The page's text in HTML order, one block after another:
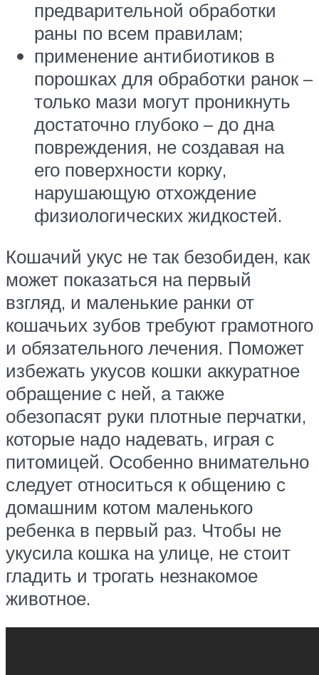
предварительной обработки
раны по всем правилам;
применение антибиотиков в
порошках для обработки ранок –
только мази могут проникнуть
достаточно глубоко – до дна
повреждения, не создавая на
его поверхности корку,
нарушающую отхождение
физиологических жидкостей.
Кошачий укус не так безобиден, как
может показаться на первый
взгляд, и маленькие ранки от
кошачьих зубов требуют грамотного
и обязательного лечения. Поможет
избежать укусов кошки аккуратное
обращение с ней, а также
обезопасят руки плотные перчатки,
которые надо надевать, играя с
питомицей. Особенно внимательно
следует относиться к общению с
домашним котом маленького
ребенка в первый раз. Чтобы не
укусила кошка на улице, не стоит
гладить и трогать незнакомое
животное.